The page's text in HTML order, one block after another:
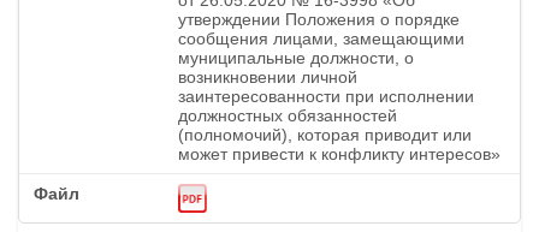
утверждении Положения о порядке
сообщения лицами, замещающими
муниципальные должности, о
возникновении личной
заинтересованности при исполнении
должностных обязанностей
(полномочий), которая приводит или
может привести к конфликту интересов»